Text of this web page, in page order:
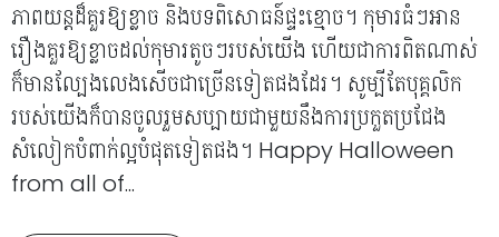
ភាពយន្តដ៏គួរឱ្យខ្លាច និងបទពិសោធន៍ផ្ទះខ្មោច។ កុមារធំៗអាន
រឿងគួរឱ្យខ្លាចដល់កុមារតូចៗរបស់យើង ហើយជាការពិតណាស់
ក៏មានល្បែងលេងសើចជាច្រើនទៀតផងដែរ។ សូម្បីតែបុគ្គលិក
របស់យើងក៏បានចូលរួមសប្បាយជាមួយនឹងការប្រកួតប្រជែង
សំលៀកបំពាក់ល្អបំផុតទៀតផង។ Happy Halloween
from all of...